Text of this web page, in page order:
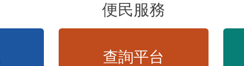
便民服務
查詢平台